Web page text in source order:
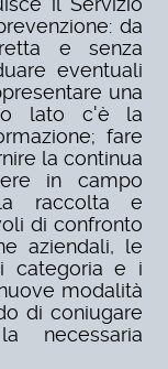
da
e senza
eventuali
una
lato c'è la
fare
la continua
in campo
raccolta e
di confronto
aziendali, le
categoria e i
modalità
di coniugare
necessaria